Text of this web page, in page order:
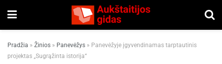
Pradžia » Žinios » Panevėžys » Panevėžyje įgyvendinamas tarptautinis
projektas „Sugrąžinta istorija“